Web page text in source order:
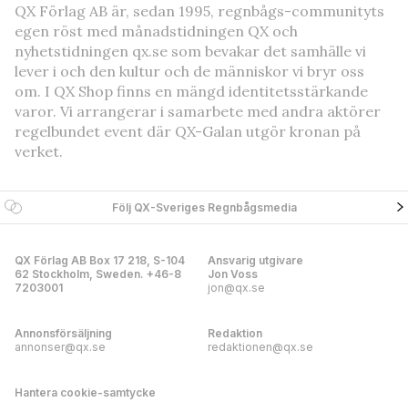
QX Förlag AB är, sedan 1995, regnbågs-communityts
egen röst med månadstidningen QX och
nyhetstidningen qx.se som bevakar det samhälle vi
lever i och den kultur och de människor vi bryr oss
om. I QX Shop finns en mängd identitetsstärkande
varor. Vi arrangerar i samarbete med andra aktörer
regelbundet event där QX-Galan utgör kronan på
verket.
Följ QX-Sveriges Regnbågsmedia
QX Förlag AB Box 17 218, S-104
62 Stockholm, Sweden. +46-8
7203001
Ansvarig utgivare
Jon Voss
jon@qx.se
Annonsförsäljning
annonser@qx.se
Redaktion
redaktionen@qx.se
Hantera cookie-samtycke